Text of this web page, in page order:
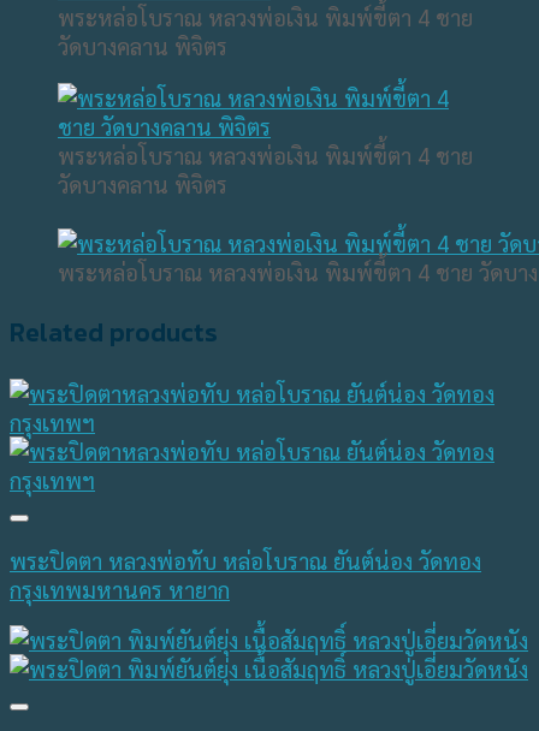
พระหล่อโบราณ หลวงพ่อเงิน พิมพ์ขี้ตา 4 ชาย
วัดบางคลาน พิจิตร
พระหล่อโบราณ หลวงพ่อเงิน พิมพ์ขี้ตา 4 ชาย
วัดบางคลาน พิจิตร
พระหล่อโบราณ หลวงพ่อเงิน พิมพ์ขี้ตา 4 ชาย วัดบา
Related products
พระปิดตา หลวงพ่อทับ หล่อโบราณ ยันต์น่อง วัดทอง
กรุงเทพมหานคร หายาก